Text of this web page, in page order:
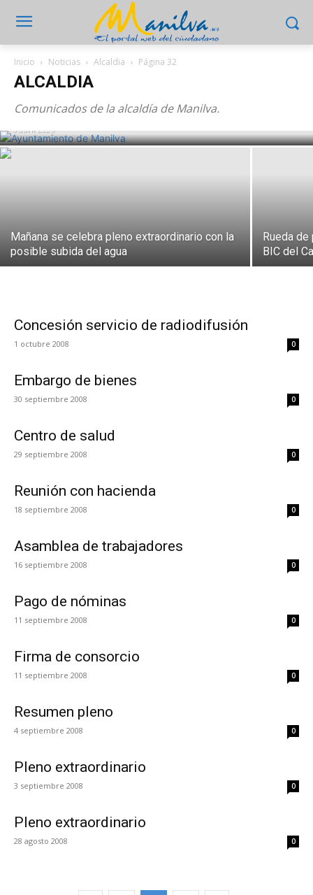
Inicio Noticias Alcaldia Página 32
ALCALDIA
Comunicados de la alcaldía de Manilva.
Bolsa de empleo para monitor de
actividades varias en servicios sociales
6 abril 2026
Mañana se celebra pleno extraordinario con la
posible subida del agua
Rueda
BIC del
Concesión servicio de radiodifusión
1 octubre 2008 0
Embargo de bienes
30 septiembre 2008 0
Centro de salud
29 septiembre 2008 0
Reunión con hacienda
18 septiembre 2008 0
Asamblea de trabajadores
16 septiembre 2008 0
Pago de nóminas
11 septiembre 2008 0
Firma de consorcio
11 septiembre 2008 0
Resumen pleno
4 septiembre 2008 0
Pleno extraordinario
3 septiembre 2008 0
Pleno extraordinario
28 agosto 2008 0